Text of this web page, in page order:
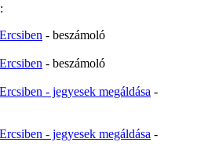
- beszámoló
- beszámoló
- jegyesek megáldása -
- jegyesek megáldása -